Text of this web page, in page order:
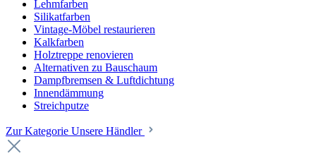
Lehmfarben
Silikatfarben
Vintage-Möbel restaurieren
Kalkfarben
Holztreppe renovieren
Alternativen zu Bauschaum
Dampfbremsen & Luftdichtung
Innendämmung
Streichputze
Zur Kategorie Unsere Händler